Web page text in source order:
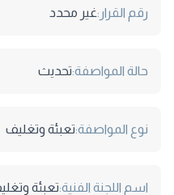
رقم القرار:غير محدد
حالة المواصفة:تحديث
نوع المواصفة:تعبئة وتغليف
اسم اللجنة الفنية:تعبئة